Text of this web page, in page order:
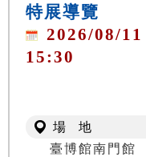
特展導覽
2026/08/
15:30
場 地
臺博館南門館